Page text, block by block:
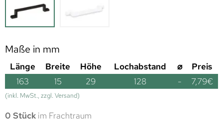
Maße in mm
Länge Breite Höhe Lochabstand ⌀
Preis
163
15 29 128 - 7,79€
(inkl. MwSt., zzgl. Versand)
0 Stück im Frachtraum